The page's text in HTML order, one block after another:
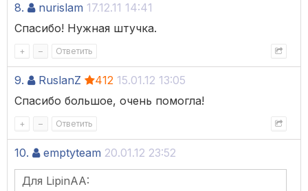
8. nurislam 17.12.11 14:41
Спасибо! Нужная штучка.
+ – Ответить
9. RuslanZ 412 15.01.12 13:05
Спасибо большое, очень помогла!
+ – Ответить
10. emptyteam 20.01.12 23:52
Для LipinAA: